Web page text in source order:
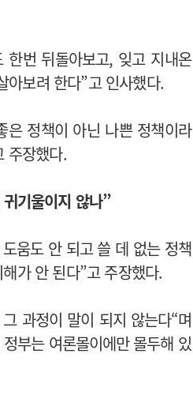
번 뒤돌아보고, 잊고 지내온
아보려 한다”고 인사했다.
은 정책이 아닌 나쁜 정책이라
주장했다.
기울이지 않나”
움도 안 되고 쓸 데 없는 정책
가 안 된다”고 주장했다.
과정이 말이 되지 않는다“며
부는 여론몰이에만 몰두해 있